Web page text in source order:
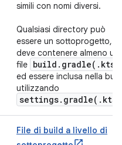
simili con nomi diversi.
Qualsiasi directory può
essere un sottoprogetto,
deve contenere almeno un
file build.gradle(.kts)
ed essere inclusa nella
utilizzando
settings.gradle(.kts)
File di build a livello di